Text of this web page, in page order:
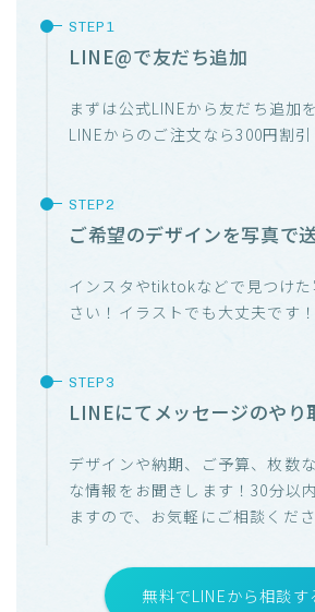
LINE@で友だち追加
まずは公式LINEから友だち追加
LINEからのご注文なら300円割引
ご希望のデザインを写真で
インスタやtiktokなどで見つけ
さい！イラストでも大丈夫です！
LINEにてメッセージのやり
デザインや納期、ご予算、枚数
な情報をお聞きします！30分以
ますので、お気軽にご相談くださ
無料でLINEから相談す